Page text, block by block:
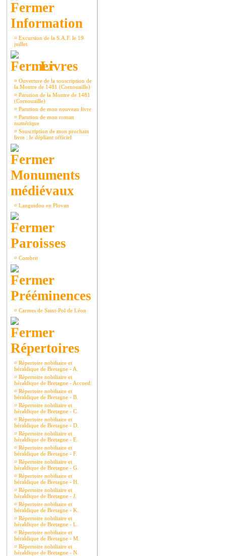
Information
¤ Excursion de la S.A.F. le 19
juillet
Livres
¤ Ouverture de la souscription de
la Montre de 1481 (Cornouaille)
¤ Parution de la Montre de 1481
(Cornouaille)
¤ Parution de mon nouveau livre
¤ Parution de mon roman
numérique
¤ Souscription de mon prochain
livre : le dépliant officiel
Monuments
médiévaux
¤ Languidou en Plovan
Paroisses
¤ Combrit
Prééminences
¤ Carmes de Saint-Pol de Léon
Répertoires
¤ Répertoire nobiliaire et
héraldique de Bretagne - A.
¤ Répertoire nobiliaire et
héraldique de Bretagne - Accueil.
¤ Répertoire nobiliaire et
héraldique de Bretagne - B.
¤ Répertoire nobiliaire et
héraldique de Bretagne - C.
¤ Répertoire nobiliaire et
héraldique de Bretagne - D.
¤ Répertoire nobiliaire et
héraldique de Bretagne - E.
¤ Répertoire nobiliaire et
héraldique de Bretagne - F.
¤ Répertoire nobiliaire et
héraldique de Bretagne - G.
¤ Répertoire nobiliaire et
héraldique de Bretagne - H.
¤ Répertoire nobiliaire et
héraldique de Bretagne - J.
¤ Répertoire nobiliaire et
héraldique de Bretagne - K.
¤ Répertoire nobiliaire et
héraldique de Bretagne - L.
¤ Répertoire nobiliaire et
héraldique de Bretagne - M.
¤ Répertoire nobiliaire et
héraldique de Bretagne - N.